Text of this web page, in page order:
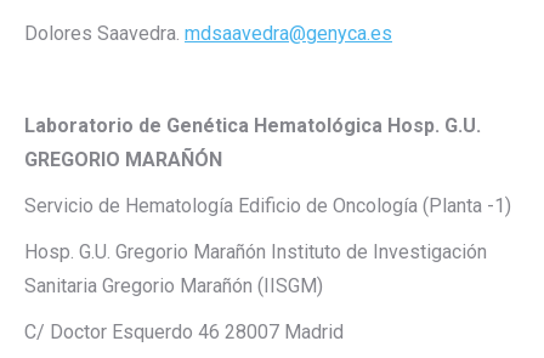
Dolores Saavedra. mdsaavedra@genyca.es
Laboratorio de Genética Hematológica Hosp. G.U.
GREGORIO MARAÑÓN
Servicio de Hematología Edificio de Oncología (Planta -1)
Hosp. G.U. Gregorio Marañón Instituto de Investigación
Sanitaria Gregorio Marañón (IISGM)
C/ Doctor Esquerdo 46 28007 Madrid